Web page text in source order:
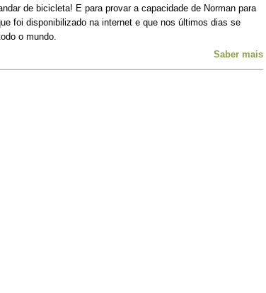
de bicicleta! E para provar a capacidade de Norman para
foi disponibilizado na internet e que nos últimos dias se
o mundo.
Saber mais